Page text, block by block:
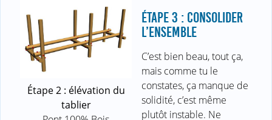
Étape 2 : élévation du
tablier
ÉTAPE 3 : CONSOLIDER
L’ENSEMBLE
C’est bien beau, tout ça,
mais comme tu le
constates, ça manque de
solidité, c’est même
plutôt instable. Ne